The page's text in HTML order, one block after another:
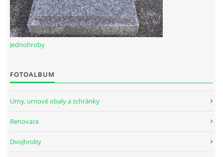
Jednohroby
FOTOALBUM
Urny, urnové obaly a schránky
Renovace
Dvojhroby